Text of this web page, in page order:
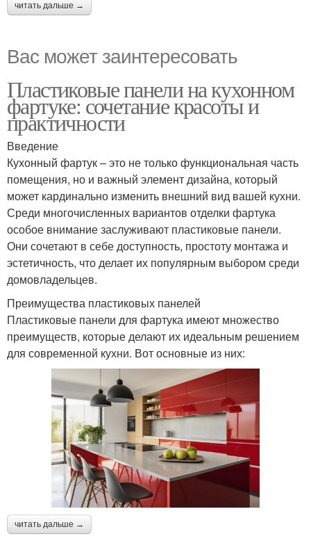
читать дальше →
Вас может заинтересовать
Пластиковые панели на кухонном
фартуке: сочетание красоты и
практичности
Введение
Кухонный фартук – это не только функциональная часть
помещения, но и важный элемент дизайна, который
может кардинально изменить внешний вид вашей кухни.
Среди многочисленных вариантов отделки фартука
особое внимание заслуживают пластиковые панели.
Они сочетают в себе доступность, простоту монтажа и
эстетичность, что делает их популярным выбором среди
домовладельцев.
Преимущества пластиковых панелей
Пластиковые панели для фартука имеют множество
преимуществ, которые делают их идеальным решением
для современной кухни. Вот основные из них:
читать дальше →